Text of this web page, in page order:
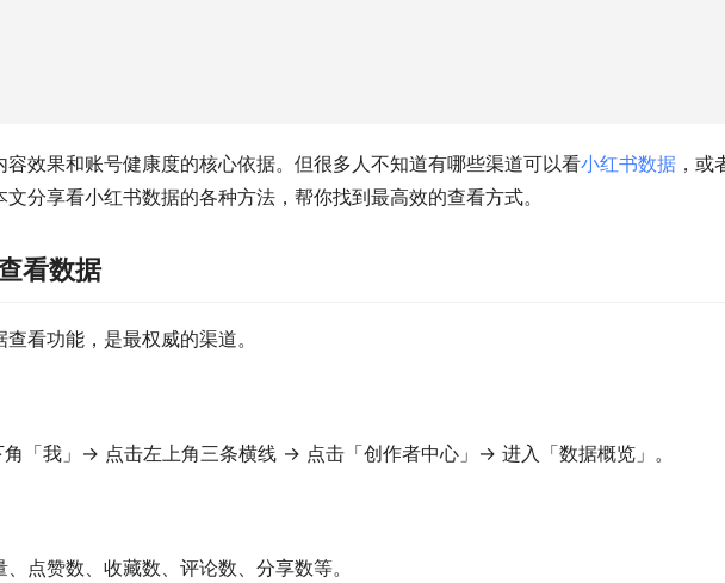
效果和账号健康度的核心依据。但很多人不知道有哪些渠道可以看小红书数据 ，或
分享看小红书数据的各种方法，帮你找到最高效的查看方式。
看数据
看功能，是最权威的渠道。
「我」→ 点击左上角三条横线 → 点击「创作者中心」→ 进入「数据概览」。
点赞数、收藏数、评论数、分享数等。